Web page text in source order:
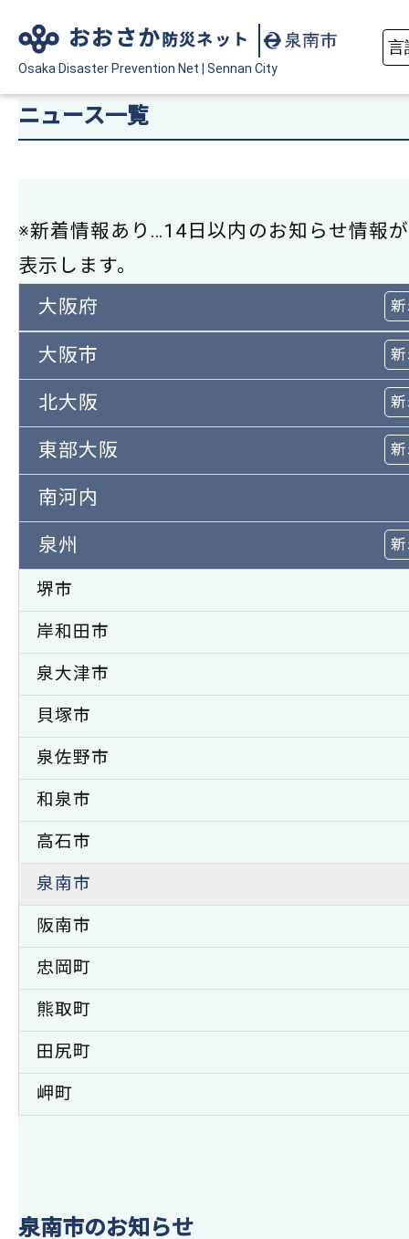
おおさか 防災ネット
Osaka Disaster Prevention Net Sennan City
ニュース一覧
※新着情報あり…14日以内のお知らせ情報
表示します。
大阪府
大阪市
北大阪
東部大阪
南河内
泉州
堺市
岸和田市
泉大津市
貝塚市
泉佐野市
和泉市
高石市
泉南市
阪南市
忠岡町
熊取町
田尻町
岬町
泉南市のお知らせ